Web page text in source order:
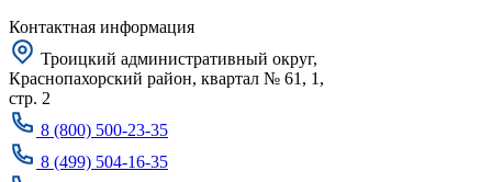
Контактная информация
Троицкий административный округ,
Краснопахорский район, квартал № 61, 1,
стр. 2
8 (800) 500-23-35
8 (499) 504-16-35